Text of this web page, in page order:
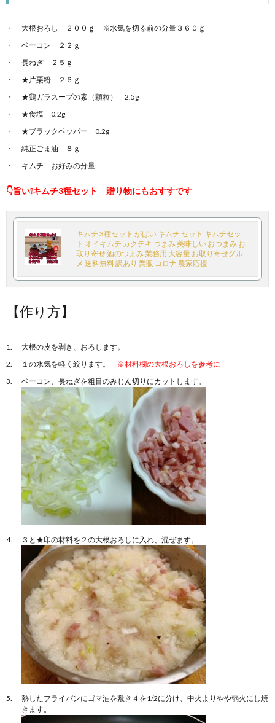
大根おろし ２００ｇ ※水気を切る前の分量３６０ｇ
ベーコン ２２ｇ
長ねぎ ２５ｇ
★片栗粉 ２６ｇ
★鶏ガラスープの素（顆粒） 2.5g
★食塩 0.2g
★ブラックペッパー 0.2g
純正ごま油 ８ｇ
キムチ お好みの分量
👇旨い❕キムチ3種セット 贈り物にもおすすです
キムチ 3種セット がばい キムチ セット キムチセッ
ト オイキムチ カクテキ つまみ 美味しい おつまみ お
取り寄せ 酒のつまみ 業務用 大容量 お取り寄せグル
メ 送料無料 訳あり 業販 コロナ 農家応援
【作り方】
大根の皮を剥き、おろします。
１の水気を軽く絞ります。
※材料欄の大根おろしを参考に
ベーコン、長ねぎを粗目のみじん切りにカットします。
３と★印の材料を２の大根おろしに入れ、混ぜます。
熱したフライパンにゴマ油を敷き４を1/2に分け、中火よりやや弱火にし焼
きます。